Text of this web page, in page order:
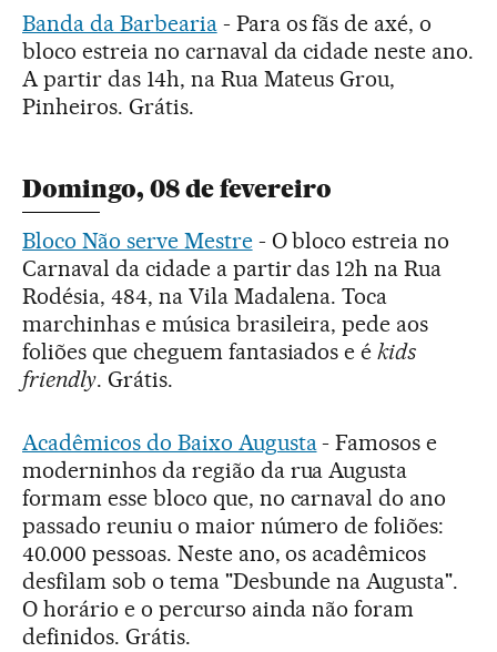
Banda da Barbearia- Para os fãs de axé, o
bloco estreia no carnaval da cidade neste ano.
A partir das 14h, na Rua Mateus Grou,
Pinheiros. Grátis.
Domingo, 08 de fevereiro
Bloco Não serve Mestre- O bloco estreia no
Carnaval da cidade a partir das 12h na Rua
Rodésia, 484, na Vila Madalena. Toca
marchinhas e música brasileira, pede aos
foliões que cheguem fantasiados e ékids
friendly. Grátis.
Acadêmicos do Baixo Augusta- Famosos e
moderninhos da região da rua Augusta
formam esse bloco que, no carnaval do ano
passado reuniu o maior número de foliões:
40.000 pessoas. Neste ano, os acadêmicos
desfilam sob o tema "Desbunde na Augusta".
O horário e o percurso ainda não foram
definidos. Grátis.